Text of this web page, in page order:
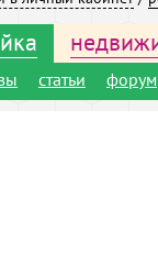
статьи форум